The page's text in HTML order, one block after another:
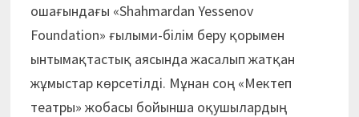
ошағындағы «Shahmardan Yessenov
Foundation» ғылыми-білім беру қорымен
ынтымақтастық аясында жасалып жатқан
жұмыстар көрсетілді. Мұнан соң «Мектеп
театры» жобасы бойынша оқушылардың